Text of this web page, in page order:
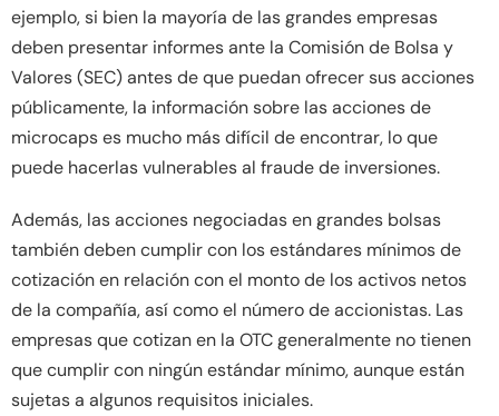
ejemplo, si bien la mayoría de las grandes empresas
deben presentar informes ante la Comisión de Bolsa y
Valores (SEC) antes de que puedan ofrecer sus acciones
públicamente, la información sobre las acciones de
microcaps es mucho más difícil de encontrar, lo que
puede hacerlas vulnerables al fraude de inversiones.
Además, las acciones negociadas en grandes bolsas
también deben cumplir con los estándares mínimos de
cotización en relación con el monto de los activos netos
de la compañía, así como el número de accionistas. Las
empresas que cotizan en la OTC generalmente no tienen
que cumplir con ningún estándar mínimo, aunque están
sujetas a algunos requisitos iniciales.